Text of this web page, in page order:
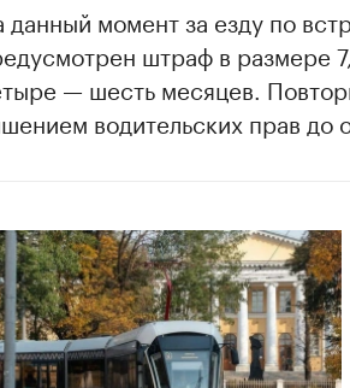
данный момент за езду по
штраф в размере
— шесть месяцев.
водительских прав до